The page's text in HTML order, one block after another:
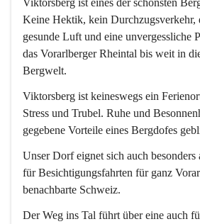
Viktorsberg ist eines der schönsten
Keine Hektik, kein Durchzugsverkehr,
gesunde Luft und eine unvergessliche
das Vorarlberger Rheintal bis weit in
Bergwelt.
Viktorsberg ist keineswegs ein
Stress und Trubel. Ruhe und
gegebene Vorteile eines Bergdofes
Unser Dorf eignet sich auch besonders
für Besichtigungsfahrten für ganz
benachbarte Schweiz.
Der Weg ins Tal führt über eine auch